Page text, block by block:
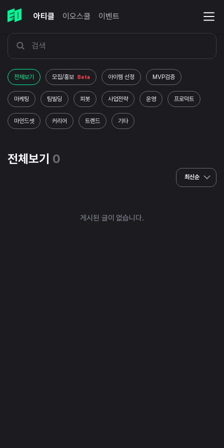
아티클 이오스쿨 이벤트
전체보기 모집/홍보 Beta 아이템 선정 MVP검증
마케팅 팀빌딩 피봇 사업전략 운영 프로덕트
마인드셋 커리어 트렌드 기타
전체보기 0
최신순
게시된 글이 없습니다.